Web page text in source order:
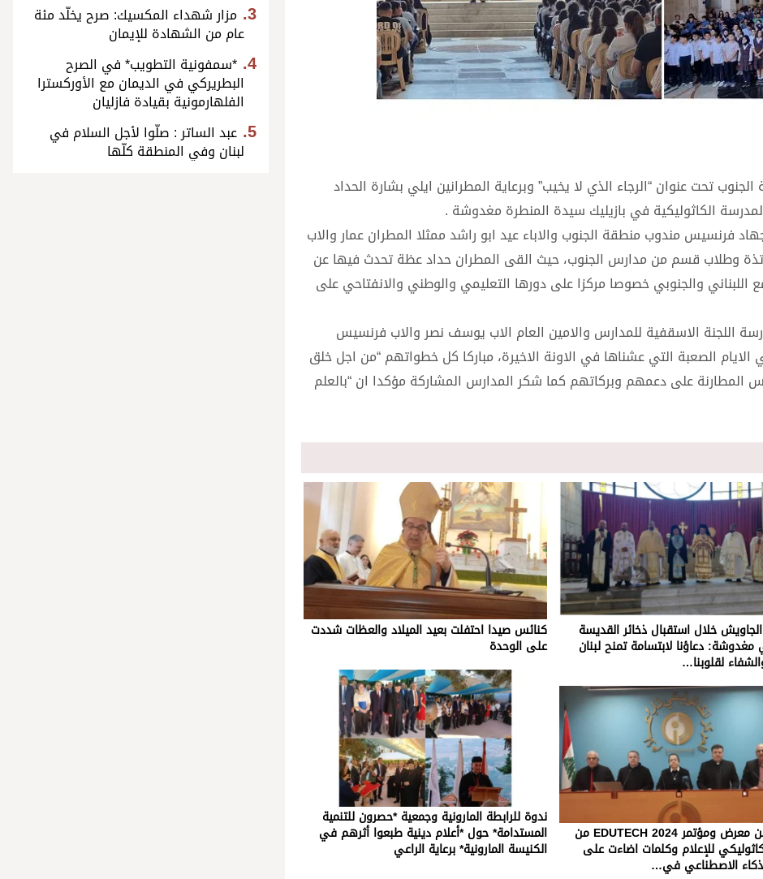
تحت عنوان “الرجاء الذي لا يخيب” وبرعاية المطرانين ايلي بشارة الحداد
الكاثوليكية في بازيليك سيدة المنطرة مغدوشة .
فرنسيس مندوب منطقة الجنوب والاباء عيد ابو راشد ممثلا المطران عمار والاب
وطلاب قسم من مدارس الجنوب، حيث القى المطران حداد عظة تحدث فيها عن
اللبناني والجنوبي خصوصا مركزا على دورها التعليمي والوطني والانفتاحي على
اللجنة الاسقفية للمدارس والامين العام الاب يوسف نصر والاب فرنسيس
الصعبة التي عشناها في الاونة الاخيرة، مباركا كل خطواتهم “من اجل خلق
المطارنة على دعمهم وبركاتهم كما شكر المدارس المشاركة مؤكدا ان “بالعلم
خلال استقبال ذخائر القديسة
مغدوشة: دعاؤنا لابتسامة تمنح لبنان
لقلوبنا…
الاعلان عن معرض ومؤتمر EDUTECH 2024 من
للإعلام وكلمات اضاءت على
الاصطناعي في…
كنائس صيدا احتفلت بعيد الميلاد والعظات شددت
على الوحدة
ندوة للرابطة المارونية وجمعية *حصرون للتنمية
المستدامة* حول *أعلام دينية طبعوا أثرهم في
الكنيسة المارونية* برعاية الراعي
مزار شهداء المكسيك: صرح يخلّد مئة
عام من الشهادة للإيمان
*سمفونية التطويب* في الصرح
البطريركي في الديمان مع الأوركسترا
الفلهارمونية بقيادة فازليان
عبد الساتر : صلّوا لأجل السلام في
لبنان وفي المنطقة كلّها